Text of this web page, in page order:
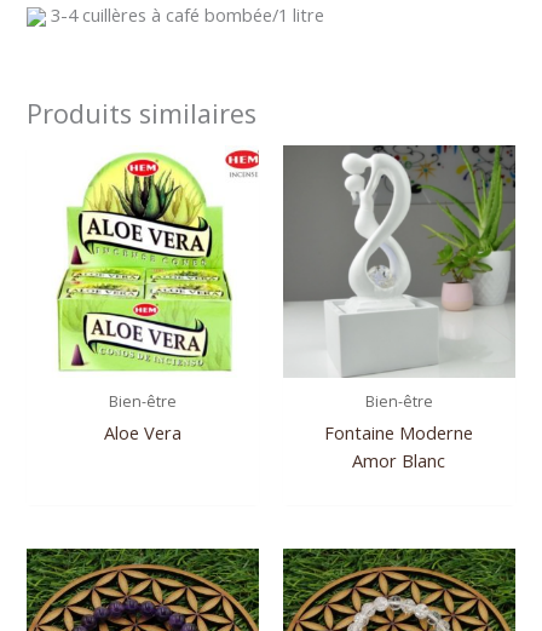
3-4 cuillères à café bombée/1 litre
Produits similaires
Bien-être
Aloe Vera
Bien-être
Fontaine Moderne
Amor Blanc